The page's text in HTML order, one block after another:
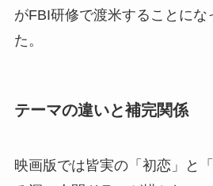
がFBI研修で渡米することにな
た。
テーマの違いと補完関係
映画版では皆実の「初恋」と